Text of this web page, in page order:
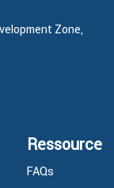
Zone,
Ressource
FAQs